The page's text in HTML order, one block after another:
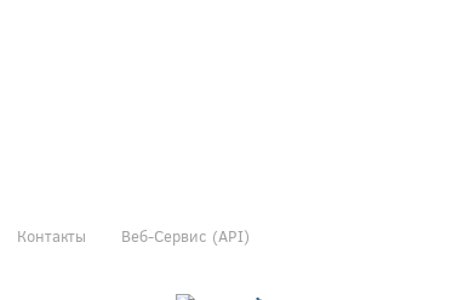
Контакты Веб-Сервис (API)